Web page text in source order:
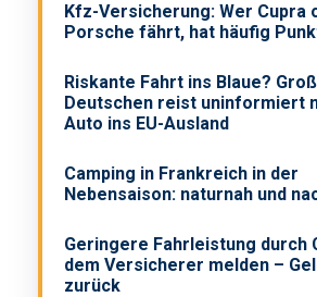
Kfz-Versicherung: Wer Cupra
Porsche fährt, hat häufig
Riskante Fahrt ins Blaue?
Deutschen reist uninformiert
Auto ins EU-Ausland
Camping in Frankreich in der
Nebensaison: naturnah und
Geringere Fahrleistung durch
dem Versicherer melden –
zurück